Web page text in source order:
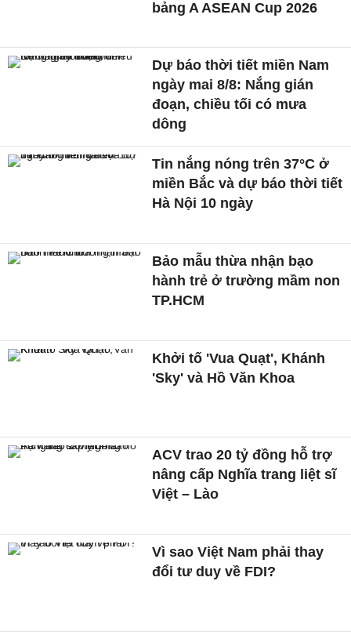
bảng A ASEAN Cup 2026
Dự báo thời tiết miền Nam
ngày mai 8/8: Nắng gián
đoạn, chiều tối có mưa
dông
Tin nắng nóng trên 37°C ở
miền Bắc và dự báo thời tiết
Hà Nội 10 ngày
Bảo mẫu thừa nhận bạo
hành trẻ ở trường mầm non
TP.HCM
Khởi tố 'Vua Quạt', Khánh
'Sky' và Hồ Văn Khoa
ACV trao 20 tỷ đồng hỗ trợ
nâng cấp Nghĩa trang liệt sĩ
Việt – Lào
Vì sao Việt Nam phải thay
đổi tư duy về FDI?